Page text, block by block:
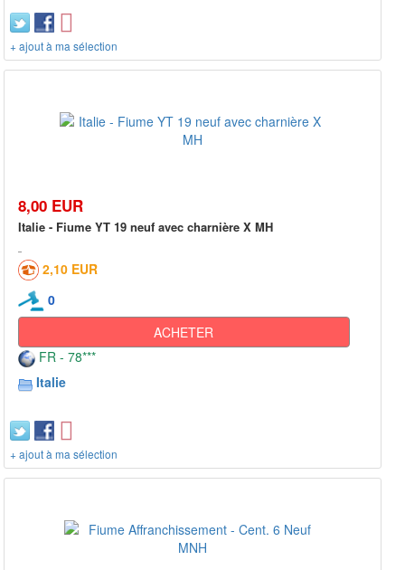
+ ajout à ma sélection
8,00 EUR
Italie - Fiume YT 19 neuf avec charnière X MH
2,10 EUR
0
ACHETER
FR - 78***
Italie
+ ajout à ma sélection